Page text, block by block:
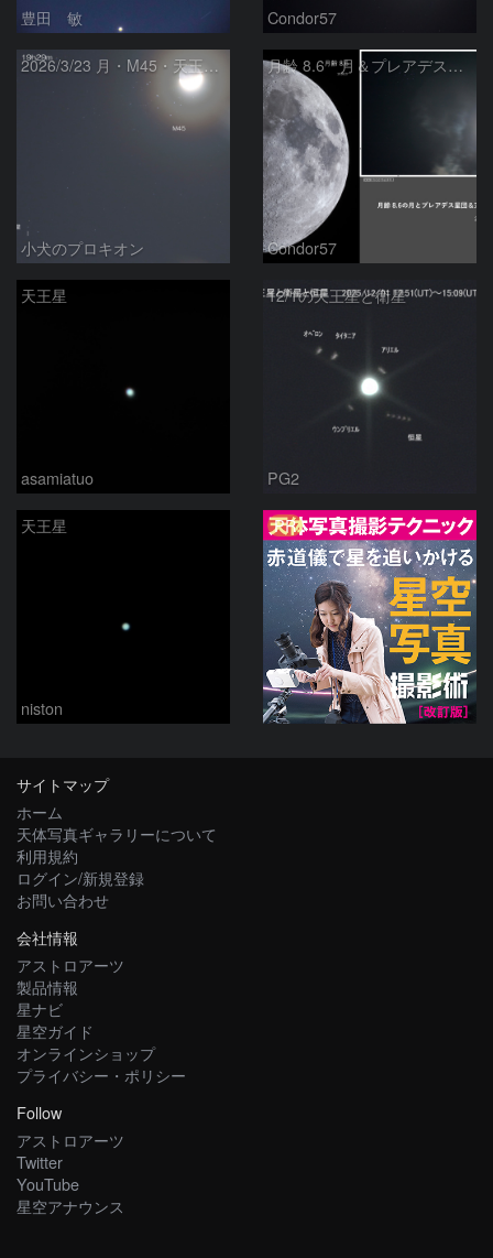
豊田 敏 Condor57
2026/3/23 月・M45・天王星の接近
小犬のプロキオン
月齢 8.6 月＆プレアデス星団＆天王星の接近
Condor57
天王星
asamiatuo
12/1の天王星と衛星
PG2
天王星
niston
PR
サイトマップ
ホーム
天体写真ギャラリーについて
利用規約
ログイン/新規登録
お問い合わせ
会社情報
アストロアーツ
製品情報
星ナビ
星空ガイド
オンラインショップ
プライバシー・ポリシー
Follow
アストロアーツ
Twitter
YouTube
星空アナウンス